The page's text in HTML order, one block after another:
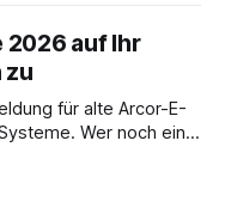
rund um
diesem Leitfaden
Einstieg
2026 auf Ihr
zu
Wer noch eine
E-Mail & Cloud